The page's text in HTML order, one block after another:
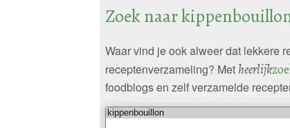
Zoek naar
Waar vind je ook alweer dat lekkere
receptenverzameling? Met heerlijk
foodblogs en zelf verzamelde